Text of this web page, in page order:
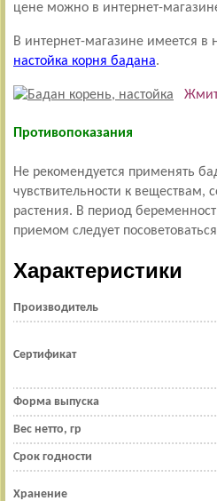
цене можно в интернет-
В интернет-магазине имеется в
настойка корня бадана.
Противопоказания
Не рекомендуется применять
чувствительности к веществам,
растения. В период
приемом следует
Характеристики
Производитель
Сертификат
Форма выпуска
Вес нетто, гр
Срок годности
Хранение